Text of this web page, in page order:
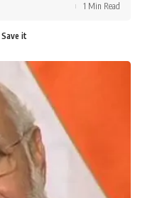
1 Min Read